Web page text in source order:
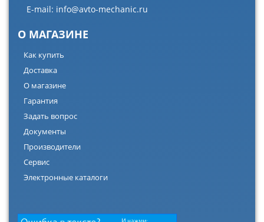
E-mail: info@avto-mechanic.ru
О МАГАЗИНЕ
Как купить
Доставка
О магазине
Гарантия
Задать вопрос
Документы
Производители
Сервис
Электронные каталоги